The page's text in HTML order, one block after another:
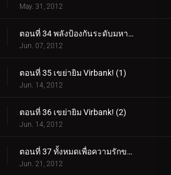
May. 31, 2012
ตอนที่ 34 พลังป้องกันระดับมหากาพย์!
Jun. 07, 2012
ตอนที่ 35 เขย่ายิม Virbank! (1)
Jun. 14, 2012
ตอนที่ 36 เขย่ายิม Virbank! (2)
Jun. 14, 2012
ตอนที่ 37 ทั้งหมดเพื่อความรักของ Meloetta!
Jun. 21, 2012